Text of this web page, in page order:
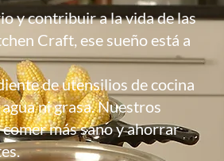
y contribuir a la vida de las
Craft, ese sueño está a
de utensilios de cocina
ni grasa. Nuestros
más sano y ahorrar